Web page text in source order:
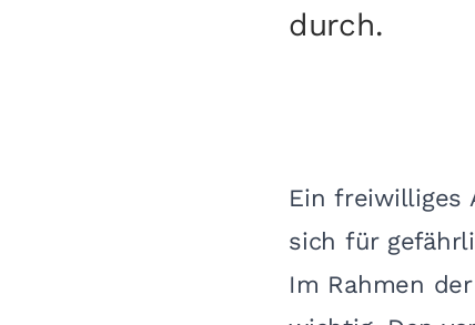
durch.
Ein freiwilliges
sich für
Im Rahmen